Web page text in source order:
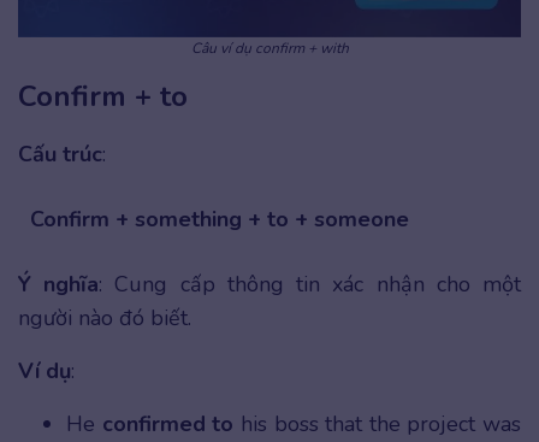
Câu ví dụ confirm + with
Confirm + to
Cấu trúc:
Confirm + something + to + someone
Ý nghĩa: Cung cấp thông tin xác nhận cho một
người nào đó biết.
Ví dụ:
He confirmed to his boss that the project was